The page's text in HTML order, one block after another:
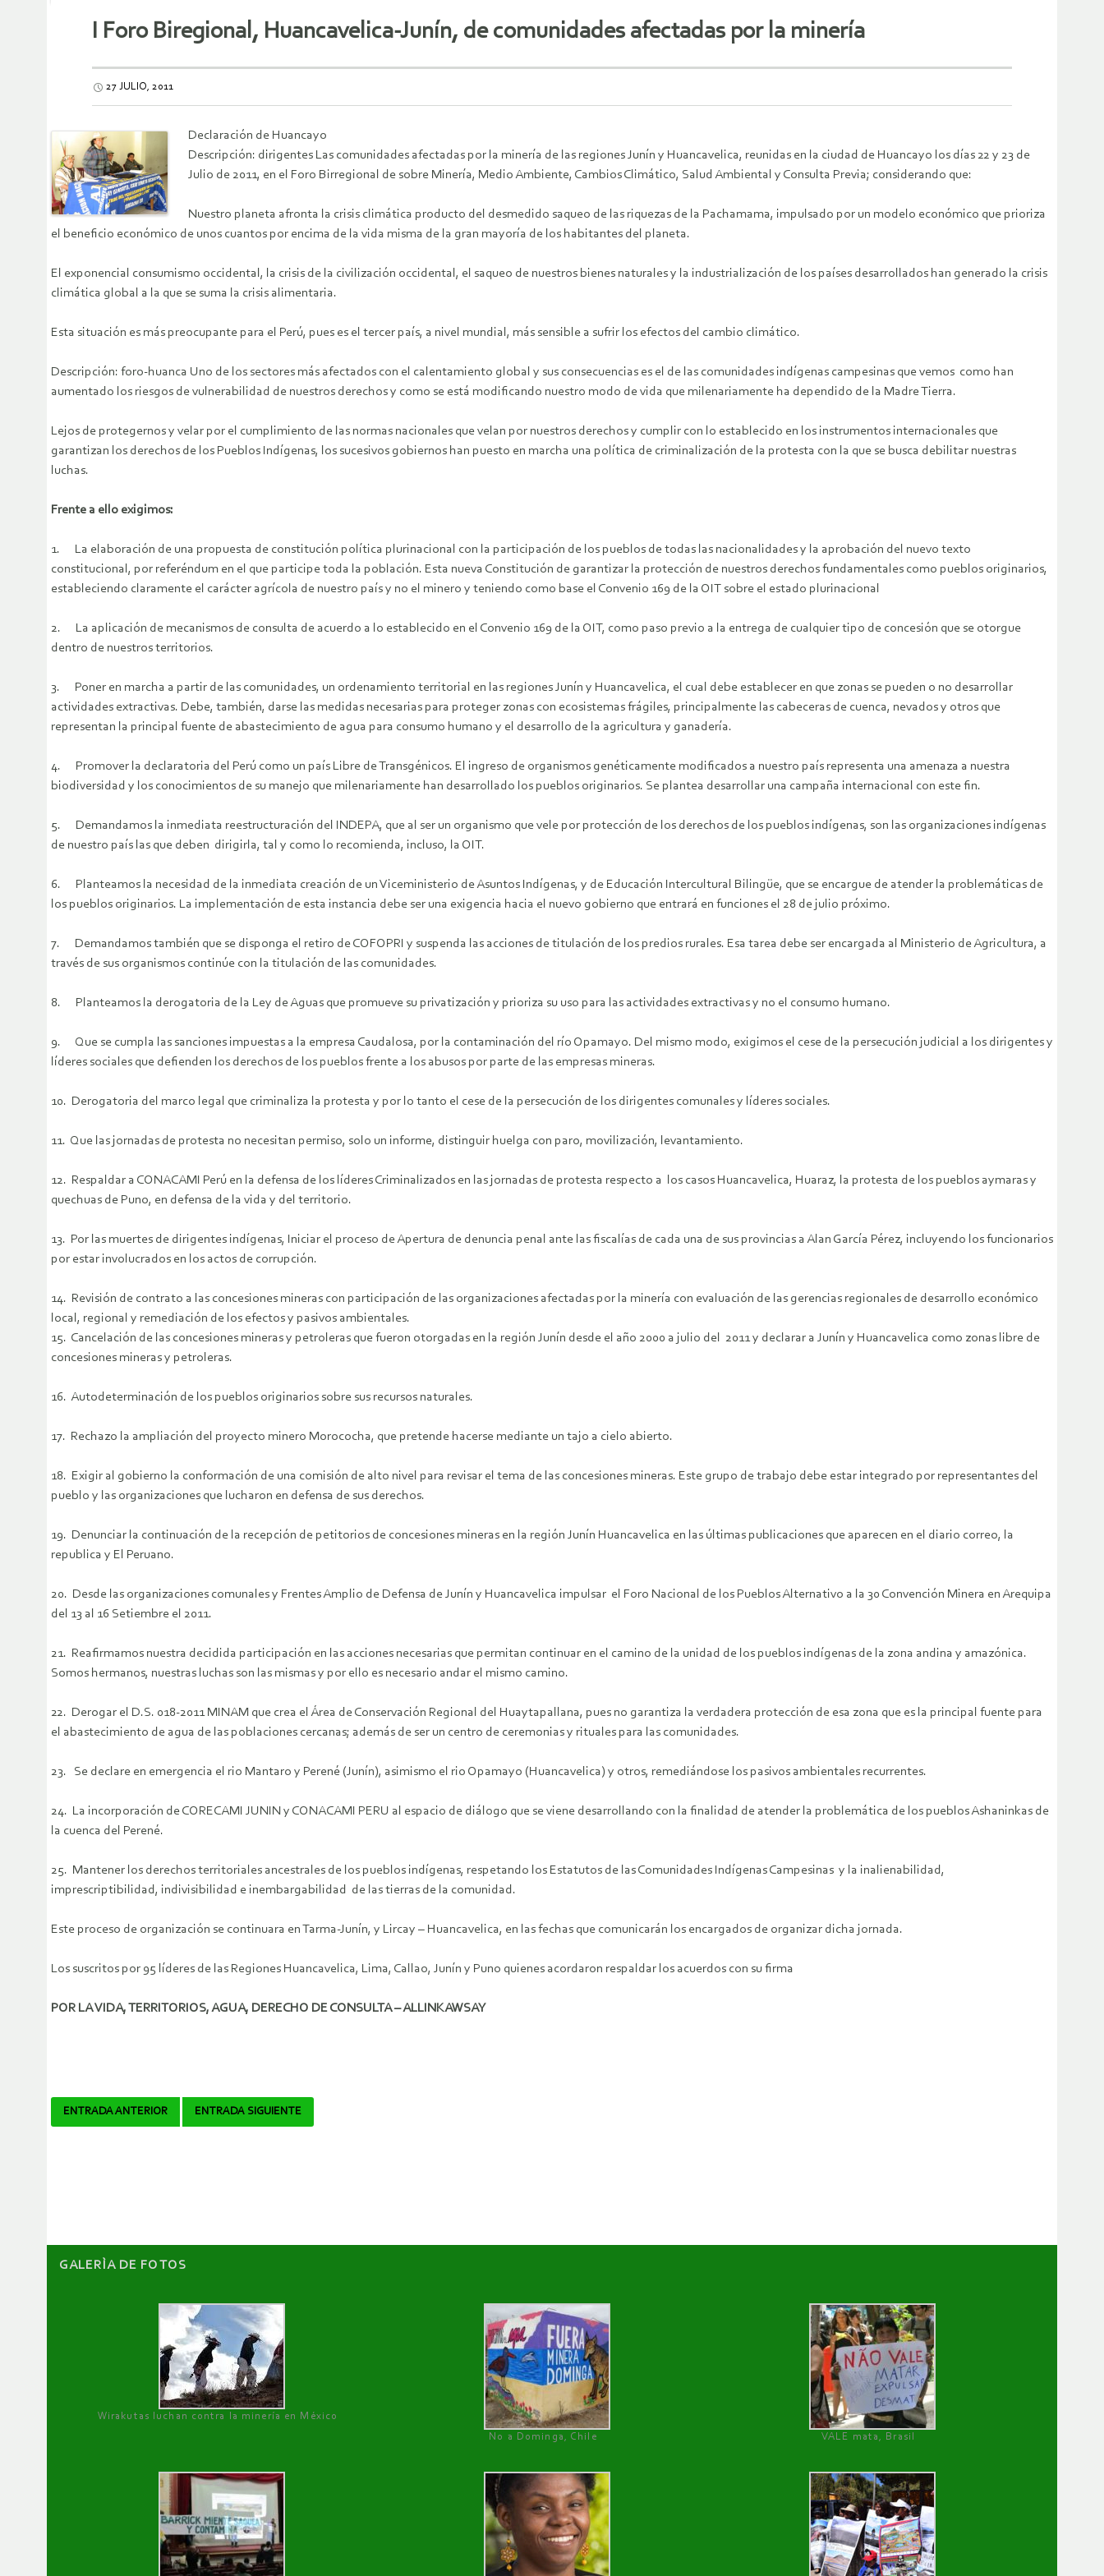
I Foro Biregional, Huancavelica-Junín, de comunidades afectadas por la minería
27 JULIO, 2011
Declaración de Huancayo
Descripción: dirigentes Las comunidades afectadas por la minería de las regiones Junín y Huancavelica, reunidas en la ciudad de Huancayo los días 22 y 23 de
Julio de 2011, en el Foro Birregional de sobre Minería, Medio Ambiente, Cambios Climático, Salud Ambiental y Consulta Previa; considerando que:
Nuestro planeta afronta la crisis climática producto del desmedido saqueo de las riquezas de la Pachamama, impulsado por un modelo económico que prioriza
el beneficio económico de unos cuantos por encima de la vida misma de la gran mayoría de los habitantes del planeta.
El exponencial consumismo occidental, la crisis de la civilización occidental, el saqueo de nuestros bienes naturales y la industrialización de los países desarrollados han generado la crisis
climática global a la que se suma la crisis alimentaria.
Esta situación es más preocupante para el Perú, pues es el tercer país, a nivel mundial, más sensible a sufrir los efectos del cambio climático.
Descripción: foro-huanca Uno de los sectores más afectados con el calentamiento global y sus consecuencias es el de las comunidades indígenas campesinas que vemos como han
aumentado los riesgos de vulnerabilidad de nuestros derechos y como se está modificando nuestro modo de vida que milenariamente ha dependido de la Madre Tierra.
Lejos de protegernos y velar por el cumplimiento de las normas nacionales que velan por nuestros derechos y cumplir con lo establecido en los instrumentos internacionales que
garantizan los derechos de los Pueblos Indígenas, los sucesivos gobiernos han puesto en marcha una política de criminalización de la protesta con la que se busca debilitar nuestras
luchas.
Frente a ello exigimos:
1. La elaboración de una propuesta de constitución política plurinacional con la participación de los pueblos de todas las nacionalidades y la aprobación del nuevo texto
constitucional, por referéndum en el que participe toda la población. Esta nueva Constitución de garantizar la protección de nuestros derechos fundamentales como pueblos originarios,
estableciendo claramente el carácter agrícola de nuestro país y no el minero y teniendo como base el Convenio 169 de la OIT sobre el estado plurinacional
2. La aplicación de mecanismos de consulta de acuerdo a lo establecido en el Convenio 169 de la OIT, como paso previo a la entrega de cualquier tipo de concesión que se otorgue
dentro de nuestros territorios.
3. Poner en marcha a partir de las comunidades, un ordenamiento territorial en las regiones Junín y Huancavelica, el cual debe establecer en que zonas se pueden o no desarrollar
actividades extractivas. Debe, también, darse las medidas necesarias para proteger zonas con ecosistemas frágiles, principalmente las cabeceras de cuenca, nevados y otros que
representan la principal fuente de abastecimiento de agua para consumo humano y el desarrollo de la agricultura y ganadería.
4. Promover la declaratoria del Perú como un país Libre de Transgénicos. El ingreso de organismos genéticamente modificados a nuestro país representa una amenaza a nuestra
biodiversidad y los conocimientos de su manejo que milenariamente han desarrollado los pueblos originarios. Se plantea desarrollar una campaña internacional con este fin.
5. Demandamos la inmediata reestructuración del INDEPA, que al ser un organismo que vele por protección de los derechos de los pueblos indígenas, son las organizaciones indígenas
de nuestro país las que deben dirigirla, tal y como lo recomienda, incluso, la OIT.
6. Planteamos la necesidad de la inmediata creación de un Viceministerio de Asuntos Indígenas, y de Educación Intercultural Bilingüe, que se encargue de atender la problemáticas de
los pueblos originarios. La implementación de esta instancia debe ser una exigencia hacia el nuevo gobierno que entrará en funciones el 28 de julio próximo.
7. Demandamos también que se disponga el retiro de COFOPRI y suspenda las acciones de titulación de los predios rurales. Esa tarea debe ser encargada al Ministerio de Agricultura, a
través de sus organismos continúe con la titulación de las comunidades.
8. Planteamos la derogatoria de la Ley de Aguas que promueve su privatización y prioriza su uso para las actividades extractivas y no el consumo humano.
9. Que se cumpla las sanciones impuestas a la empresa Caudalosa, por la contaminación del río Opamayo. Del mismo modo, exigimos el cese de la persecución judicial a los dirigentes y
líderes sociales que defienden los derechos de los pueblos frente a los abusos por parte de las empresas mineras.
10. Derogatoria del marco legal que criminaliza la protesta y por lo tanto el cese de la persecución de los dirigentes comunales y líderes sociales.
11. Que las jornadas de protesta no necesitan permiso, solo un informe, distinguir huelga con paro, movilización, levantamiento.
12. Respaldar a CONACAMI Perú en la defensa de los líderes Criminalizados en las jornadas de protesta respecto a los casos Huancavelica, Huaraz, la protesta de los pueblos aymaras y
quechuas de Puno, en defensa de la vida y del territorio.
13. Por las muertes de dirigentes indígenas, Iniciar el proceso de Apertura de denuncia penal ante las fiscalías de cada una de sus provincias a Alan García Pérez, incluyendo los funcionarios
por estar involucrados en los actos de corrupción.
14. Revisión de contrato a las concesiones mineras con participación de las organizaciones afectadas por la minería con evaluación de las gerencias regionales de desarrollo económico
local, regional y remediación de los efectos y pasivos ambientales.
15. Cancelación de las concesiones mineras y petroleras que fueron otorgadas en la región Junín desde el año 2000 a julio del 2011 y declarar a Junín y Huancavelica como zonas libre de
concesiones mineras y petroleras.
16. Autodeterminación de los pueblos originarios sobre sus recursos naturales.
17. Rechazo la ampliación del proyecto minero Morococha, que pretende hacerse mediante un tajo a cielo abierto.
18. Exigir al gobierno la conformación de una comisión de alto nivel para revisar el tema de las concesiones mineras. Este grupo de trabajo debe estar integrado por representantes del
pueblo y las organizaciones que lucharon en defensa de sus derechos.
19. Denunciar la continuación de la recepción de petitorios de concesiones mineras en la región Junín Huancavelica en las últimas publicaciones que aparecen en el diario correo, la
republica y El Peruano.
20. Desde las organizaciones comunales y Frentes Amplio de Defensa de Junín y Huancavelica impulsar el Foro Nacional de los Pueblos Alternativo a la 30 Convención Minera en Arequipa
del 13 al 16 Setiembre el 2011.
21. Reafirmamos nuestra decidida participación en las acciones necesarias que permitan continuar en el camino de la unidad de los pueblos indígenas de la zona andina y amazónica.
Somos hermanos, nuestras luchas son las mismas y por ello es necesario andar el mismo camino.
22. Derogar el D.S. 018-2011 MINAM que crea el Área de Conservación Regional del Huaytapallana, pues no garantiza la verdadera protección de esa zona que es la principal fuente para
el abastecimiento de agua de las poblaciones cercanas; además de ser un centro de ceremonias y rituales para las comunidades.
23. Se declare en emergencia el rio Mantaro y Perené (Junín), asimismo el rio Opamayo (Huancavelica) y otros, remediándose los pasivos ambientales recurrentes.
24. La incorporación de CORECAMI JUNIN y CONACAMI PERU al espacio de diálogo que se viene desarrollando con la finalidad de atender la problemática de los pueblos Ashaninkas de
la cuenca del Perené.
25. Mantener los derechos territoriales ancestrales de los pueblos indígenas, respetando los Estatutos de las Comunidades Indígenas Campesinas y la inalienabilidad,
imprescriptibilidad, indivisibilidad e inembargabilidad de las tierras de la comunidad.
Este proceso de organización se continuara en Tarma-Junín, y Lircay – Huancavelica, en las fechas que comunicarán los encargados de organizar dicha jornada.
Los suscritos por 95 líderes de las Regiones Huancavelica, Lima, Callao, Junín y Puno quienes acordaron respaldar los acuerdos con su firma
POR LA VIDA, TERRITORIOS, AGUA, DERECHO DE CONSULTA – ALLINKAWSAY
Navegador
ENTRADA ANTERIOR ENTRADA SIGUIENTE
GALERÌA DE FOTOS
Wirakutas luchan contra la minería en México
No a Dominga, Chile
VALE mata, Brasil